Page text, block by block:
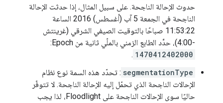
حدوث الإحالة الناجحة. على سبيل المثال، إذا حدثت الإحالة
الناجحة في الجمعة 5 آب (أغسطس) 2016 الساعة
11:53:22 صباحًا بالتوقيت الصيفي الشرقي (غرينتش
-4:00)، حدِّد الطابع الزمني بالملّي ثانية من Epoch:
1470412402000
.
segmentationType : تحدّد هذه السمة نوع نظام
الإحالات الناجحة الذي تحمّل إليه الإحالة الناجحة. لا تتوفّر
حاليًا سوى الإحالات الناجحة على Floodlight، لذا يجب